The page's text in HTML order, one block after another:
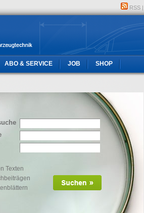
RSS |
ABO & SERVICE JOB SHOP
Texten